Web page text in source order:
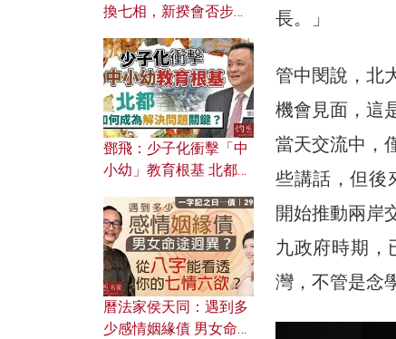
長。」
管中閔說，北
機會見面，這
當天交流中，
些講話，但後
開始推動兩岸
九政府時期，
灣，不管是念
換七相，新揆會否步前
濟為何仍然低迷？
鄧飛：少子化衝擊「中
小幼」教育根基 北都如
曆法家侯天同：遇到多
少感情姻緣債 男女命途